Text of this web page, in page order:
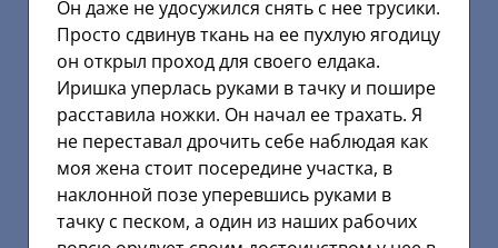
Он даже не удосужился снять с нее трусики.
Просто сдвинув ткань на ее пухлую ягодицу
он открыл проход для своего елдака.
Иришка уперлась руками в тачку и пошире
расставила ножки. Он начал ее трахать. Я
не переставал дрочить себе наблюдая как
моя жена стоит посередине участка, в
наклонной позе уперевшись руками в
тачку с песком, а один из наших рабочих